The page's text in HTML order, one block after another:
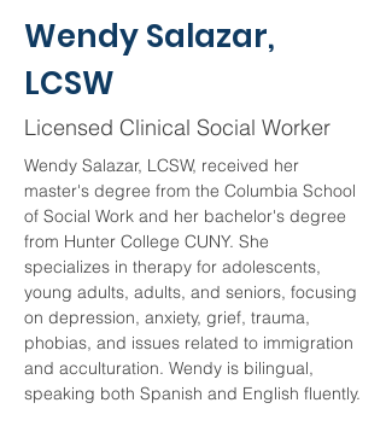
Wendy Salazar,
LCSW
Licensed Clinical Social Worker
Wendy Salazar, LCSW, received her
master's degree from the Columbia School
of Social Work and her bachelor's degree
from Hunter College CUNY. She
specializes in therapy for adolescents,
young adults, adults, and seniors, focusing
on depression, anxiety, grief, trauma,
phobias, and issues related to immigration
and acculturation. Wendy is bilingual,
speaking both Spanish and English fluently.